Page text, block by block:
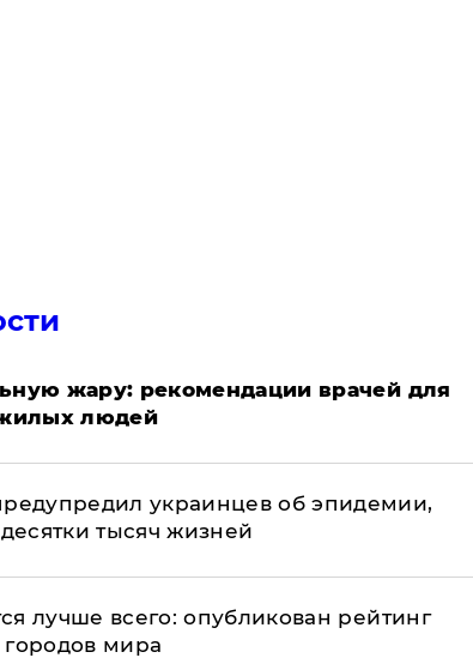
жару: рекомендации врачей для
людей
украинцев об эпидемии,
тысяч жизней
лучше всего: опубликован рейтинг
мира